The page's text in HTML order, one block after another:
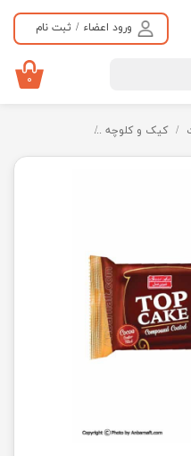
ورود اعضاء / ثبت نام
۰
کیک و کلوچه